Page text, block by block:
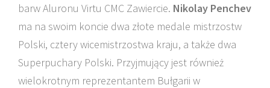
barw Aluronu Virtu CMC Zawiercie. Nikolay Penchev
ma na swoim koncie dwa złote medale mistrzostw
Polski, cztery wicemistrzostwa kraju, a także dwa
Superpuchary Polski. Przyjmujący jest również
wielokrotnym reprezentantem Bułgarii w